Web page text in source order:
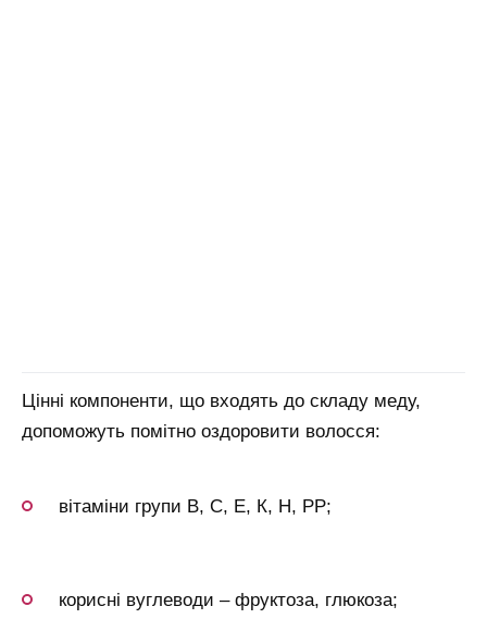
Цінні компоненти, що входять до складу меду,
допоможуть помітно оздоровити волосся:
вітаміни групи В, С, Е, К, Н, РР;
корисні вуглеводи – фруктоза, глюкоза;